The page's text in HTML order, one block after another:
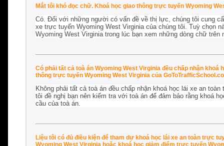
Mắt tôi khó đọc chữ. Khoá học giao thông trực tuyến Wyoming
Có. Đối với những người có vấn đề về thị lực, chúng tôi cung
xe trực tuyến Wyoming West Virginia của chúng tôi. Tuỳ chọn
Wyoming West Virginia trong lúc bạn xem những dòng chữ trên
Có phải tất cả toà án Wyoming West Virginia đều chấp nhận
thông trực tuyến Wyoming West Virginia của
Không phải tất cả toà án đều chấp nhận khoá học lái xe an
tôi đề nghị bạn nên kiểm tra với toà án để đảm bảo rằng khoá
cầu của toà án.
Liệu tôi có đủ điều kiện để tham dự khoá học lái xe an toàn trực